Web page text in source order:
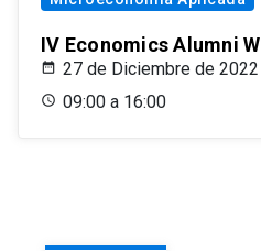
IV Economics Alumni
27 de Diciembre de 2022
09:00 a 16:00